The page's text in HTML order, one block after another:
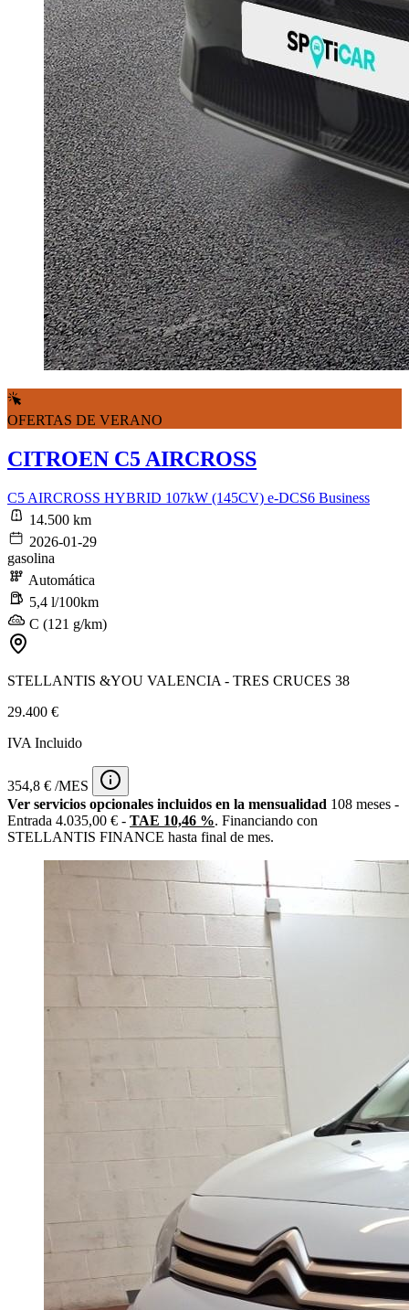
OFERTAS DE VERANO
CITROEN C5 AIRCROSS
C5 AIRCROSS HYBRID 107kW (145CV) e-DCS6 Business
14.500 km
2026-01-29
gasolina
Automática
5,4 l/100km
C (121 g/km)
STELLANTIS &YOU VALENCIA - TRES CRUCES 38
29.400 €
IVA Incluido
354,8 € /MES
Ver servicios opcionales incluidos en la mensualidad 108 meses -
Entrada 4.035,00 € - TAE 10,46 %. Financiando con
STELLANTIS FINANCE hasta final de mes.